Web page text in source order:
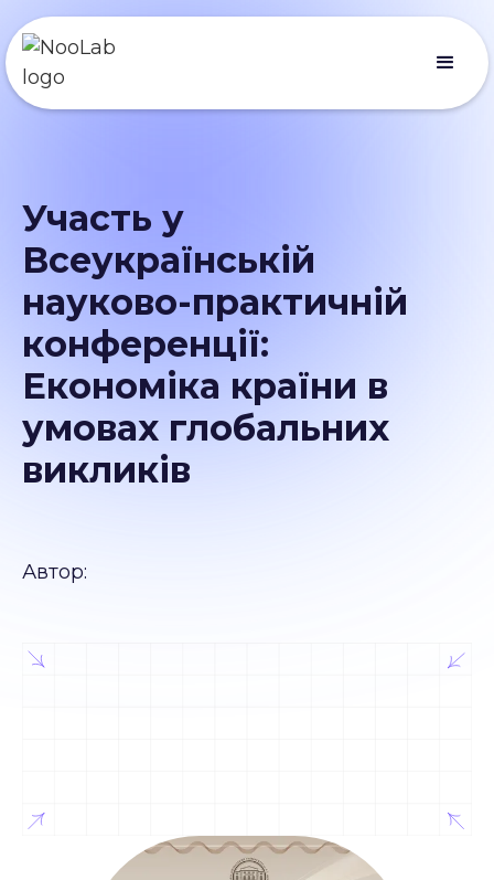
Участь у
Всеукраїнській
науково-практичній
конференції:
Економіка країни в
умовах глобальних
викликів
Автор: